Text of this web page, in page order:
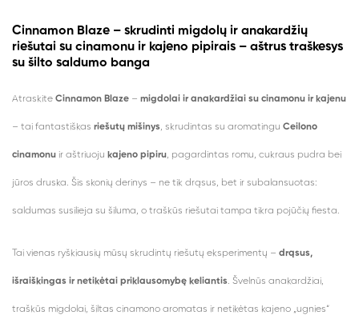
Cinnamon Blaze – skrudinti migdolų ir anakardžių
riešutai su cinamonu ir kajeno pipirais – aštrus traškesys
su šilto saldumo banga
Atraskite Cinnamon Blaze – migdolai ir anakardžiai su cinamonu ir kajenu
– tai fantastiškas riešutų mišinys, skrudintas su aromatingu Ceilono
cinamonu ir aštriuoju kajeno pipiru, pagardintas romu, cukraus pudra bei
jūros druska. Šis skonių derinys – ne tik drąsus, bet ir subalansuotas:
saldumas susilieja su šiluma, o traškūs riešutai tampa tikra pojūčių fiesta.
Tai vienas ryškiausių mūsų skrudintų riešutų eksperimentų – drąsus,
išraiškingas ir netikėtai priklausomybę keliantis. Švelnūs anakardžiai,
traškūs migdolai, šiltas cinamono aromatas ir netikėtas kajeno „ugnies“